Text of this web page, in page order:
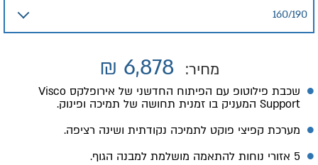
שכבת פילוטופ עם הפיתוח החדשני של אירופלקס Visco
Support המעניק בו זמנית תחושה של תמיכה ופינוק.
מערכת קפיצי פוקט לתמיכה נקודתית ושינה רציפה.
5 אזורי נוחות להתאמה מושלמת למבנה הגוף.
מחיר: 6,878
₪